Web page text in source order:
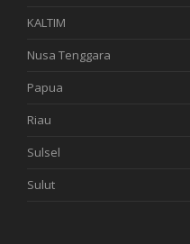
KALTIM
Nusa Tenggara
Papua
Riau
Sulsel
Sulut